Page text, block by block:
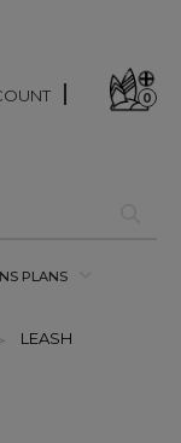
PLANS
0
LEASH